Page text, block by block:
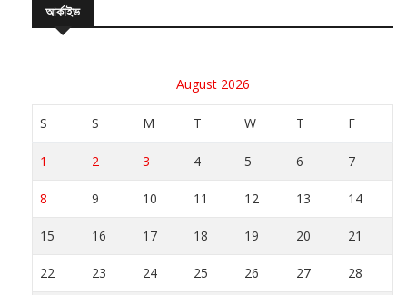
আর্কাইভ
August 2026
S S M T W T F
1 2 3 4 5 6 7
8 9 10 11 12 13 14
15 16 17 18 19 20 21
22 23 24 25 26 27 28